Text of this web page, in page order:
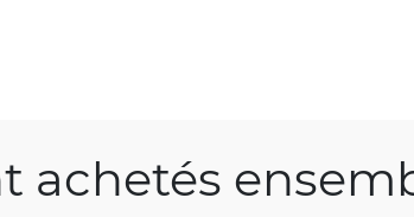
achetés